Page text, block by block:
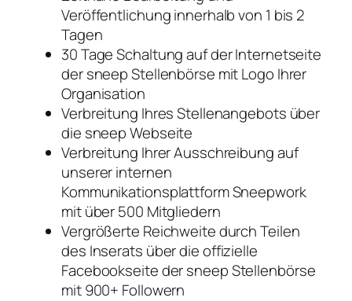
Veröffentlichung innerhalb von 1 bis 2
Tagen
30 Tage Schaltung auf der Internetseite
der sneep Stellenbörse mit Logo Ihrer
Organisation
Verbreitung Ihres Stellenangebots über
die sneep Webseite
Verbreitung Ihrer Ausschreibung auf
unserer internen
Kommunikationsplattform Sneepwork
mit über 500 Mitgliedern
Vergrößerte Reichweite durchTeilen
des Inserats über dieoffizielle
Facebookseite dersneepStellenbörse
mit 900+ Followern